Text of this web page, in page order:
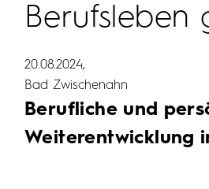
Berufsleben
20.08.2024
Bad Zwischenahn
Berufliche und
Weiterentwicklung